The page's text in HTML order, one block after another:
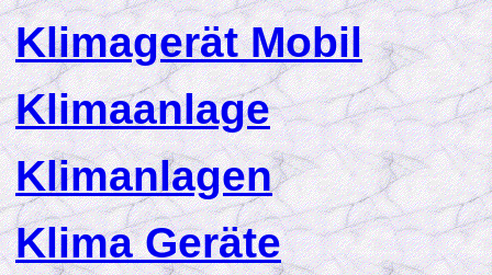
Klimagerät Mobil
Klimaanlage
Klimanlagen
Klima Geräte